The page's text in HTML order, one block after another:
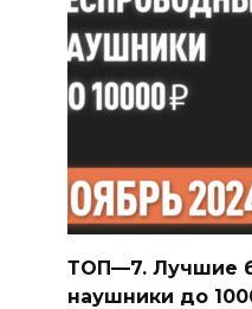
ТОП—7. Лучшие
наушники до